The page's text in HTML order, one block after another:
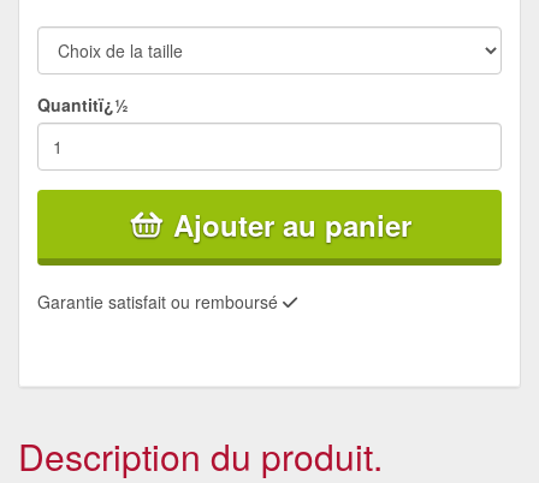
Quantitï¿½
Ajouter au panier
Garantie satisfait ou remboursé
Description du produit.